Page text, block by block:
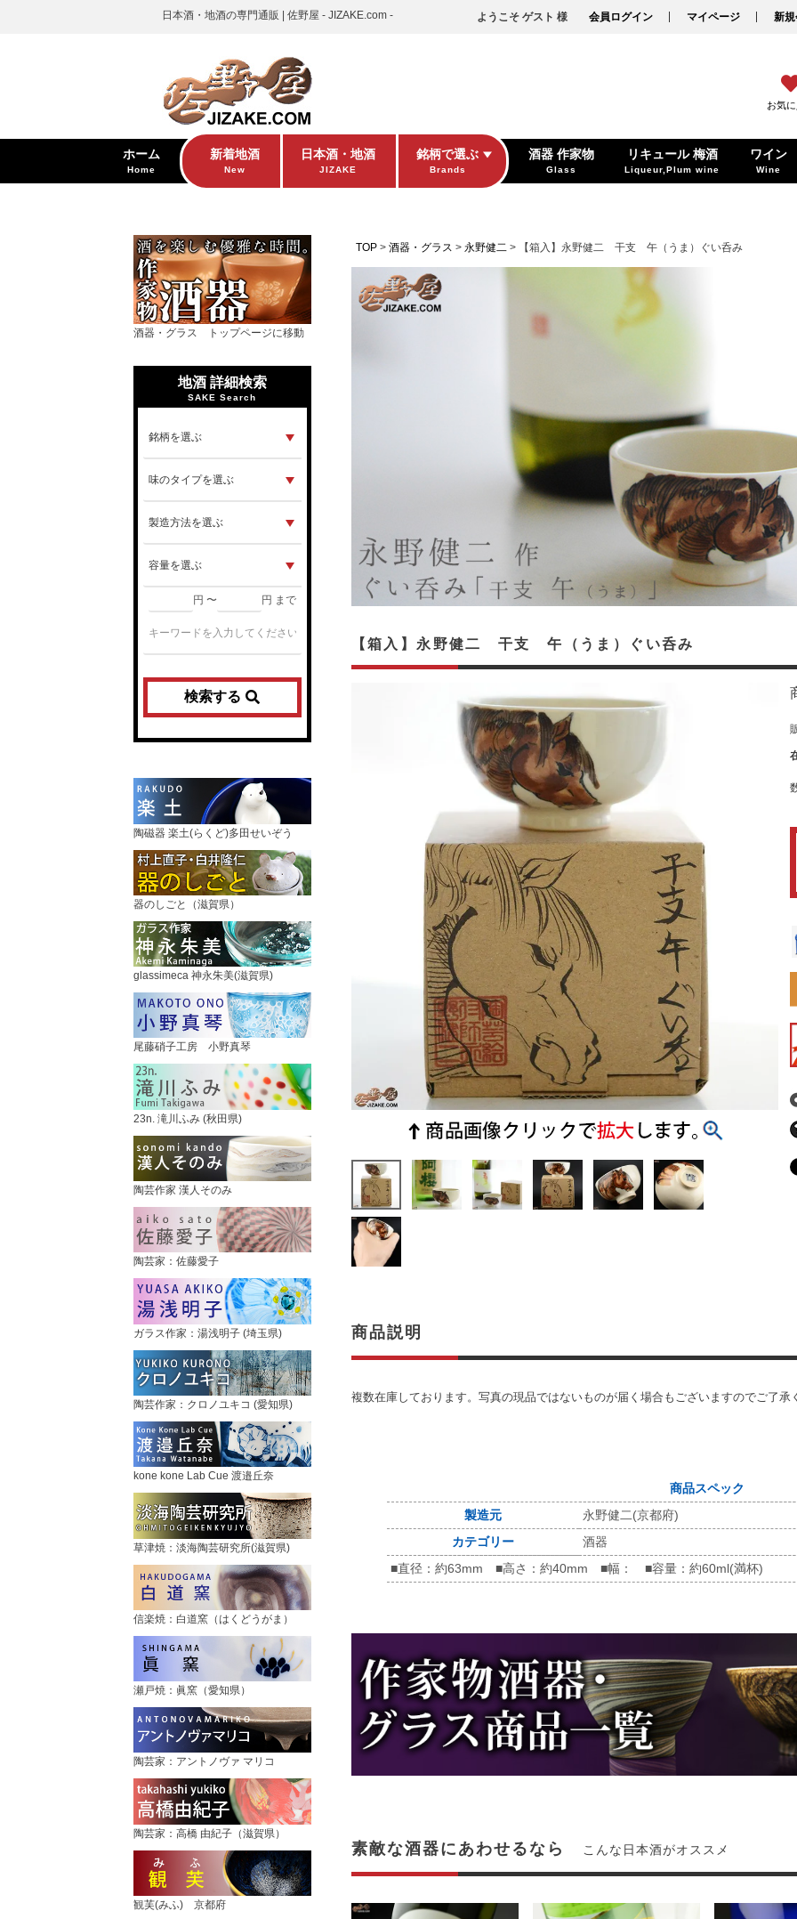
日本酒・地酒の専門通販 | 佐野屋 - JIZAKE.com - ようこそ ゲスト 様 会員ログイン マイページ 新
お気
ホーム
Home
新着地酒
New
日本酒・地酒
JIZAKE
銘柄で選ぶ
Brands
酒器 作家物
Glass
リキュール 梅酒
Liqueur,Plum wine
ワイン
Wine
酒器・グラス トップページに移動
地酒 詳細検索
SAKE Search
円 〜 円 まで
検索する
陶磁器 楽土(らくど)多田せいぞう
器のしごと（滋賀県）
glassimeca 神永朱美(滋賀県)
尾藤硝子工房 小野真琴
23n. 滝川ふみ (秋田県)
陶芸作家 漢人そのみ
陶芸家：佐藤愛子
ガラス作家：湯浅明子 (埼玉県)
陶芸作家：クロノユキコ (愛知県)
kone kone Lab Cue 渡邉丘奈
草津焼：淡海陶芸研究所(滋賀県)
信楽焼：白道窯（はくどうがま）
瀬戸焼：眞窯（愛知県）
陶芸家：アントノヴァ マリコ
陶芸家：高橋 由紀子（滋賀県）
観芙(みふ) 京都府
TOP 酒器・グラス 永野健二 【箱入】永野健二 干支 午（うま）ぐい呑み
【箱入】永野健二 干支 午（うま）ぐい呑み
商品説明
複数在庫しております。写真の現品ではないものが届く場合もございますのでご了承
商品スペック
製造元
永野健二(京都府)
カテゴリー
酒器
■直径：約63mm ■高さ：約40mm ■幅： ■容量：約60ml(満杯)
素敵な酒器にあわせるなら こんな日本酒がオススメ